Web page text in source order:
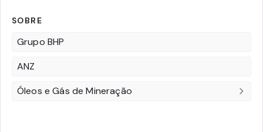
SOBRE
Grupo BHP
ANZ
Óleos e Gás de Mineração